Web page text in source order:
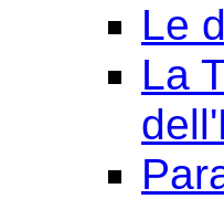
Le
La